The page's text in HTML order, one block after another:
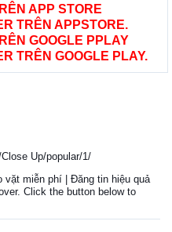
APP STORE
TRÊN APPSTORE.
GOOGLE PPLAY
TRÊN GOOGLE PLAY.
Up/popular/1/
vặt miễn phí | Đăng tin hiệu quả
Click the button below to